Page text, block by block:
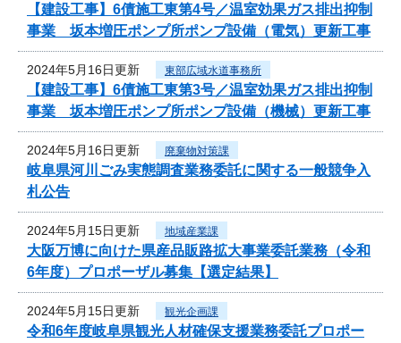
【建設工事】6債施工東第4号／温室効果ガス排出抑制
事業 坂本増圧ポンプ所ポンプ設備（電気）更新工事
2024年5月16日更新 東部広域水道事務所
【建設工事】6債施工東第3号／温室効果ガス排出抑制
事業 坂本増圧ポンプ所ポンプ設備（機械）更新工事
2024年5月16日更新 廃棄物対策課
岐阜県河川ごみ実態調査業務委託に関する一般競争入
札公告
2024年5月15日更新 地域産業課
大阪万博に向けた県産品販路拡大事業委託業務（令和
6年度）プロポーザル募集【選定結果】
2024年5月15日更新 観光企画課
令和6年度岐阜県観光人材確保支援業務委託プロポー